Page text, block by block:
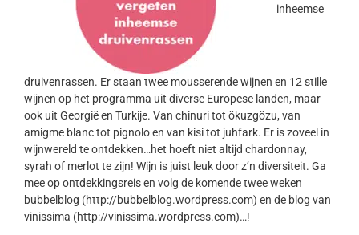
inheemse
druivenrassen. Er staan twee mousserende wijnen en 12 stille
wijnen op het programma uit diverse Europese landen, maar
ook uit Georgië en Turkije. Van chinuri tot ökuzgözu, van
amigme blanc tot pignolo en van kisi tot juhfark. Er is zoveel in
wijnwereld te ontdekken…het hoeft niet altijd chardonnay,
syrah of merlot te zijn! Wijn is juist leuk door z’n diversiteit. Ga
mee op ontdekkingsreis en volg de komende twee weken
bubbelblog (http://bubbelblog.wordpress.com) en de blog van
vinissima (http://vinissima.wordpress.com)…!